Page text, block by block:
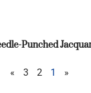
Punched
«
1
2
3
»